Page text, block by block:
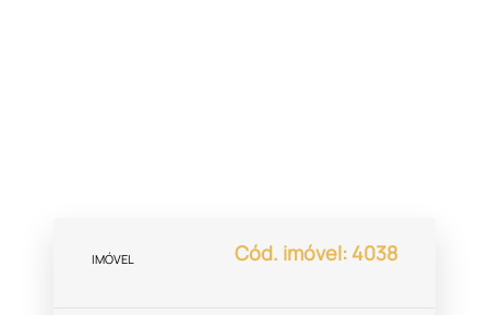
IMÓVEL Cód. imóvel: 4038